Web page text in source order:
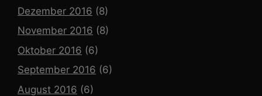
Dezember 2016 (8)
November 2016 (8)
Oktober 2016 (6)
September 2016 (6)
August 2016 (6)